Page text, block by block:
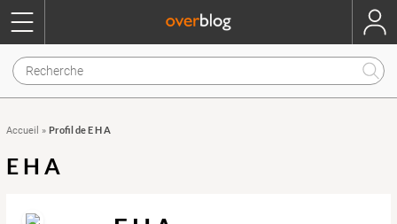
Accueil » Profil de E H A
E H A